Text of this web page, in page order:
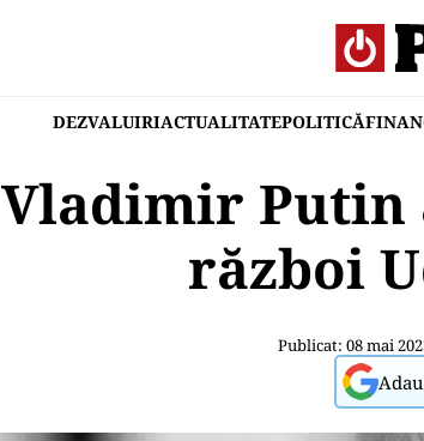
DEZVALUIRIACTUALITATEPOLITICĂ
Vladimir Putin
război
Publicat: 08 mai